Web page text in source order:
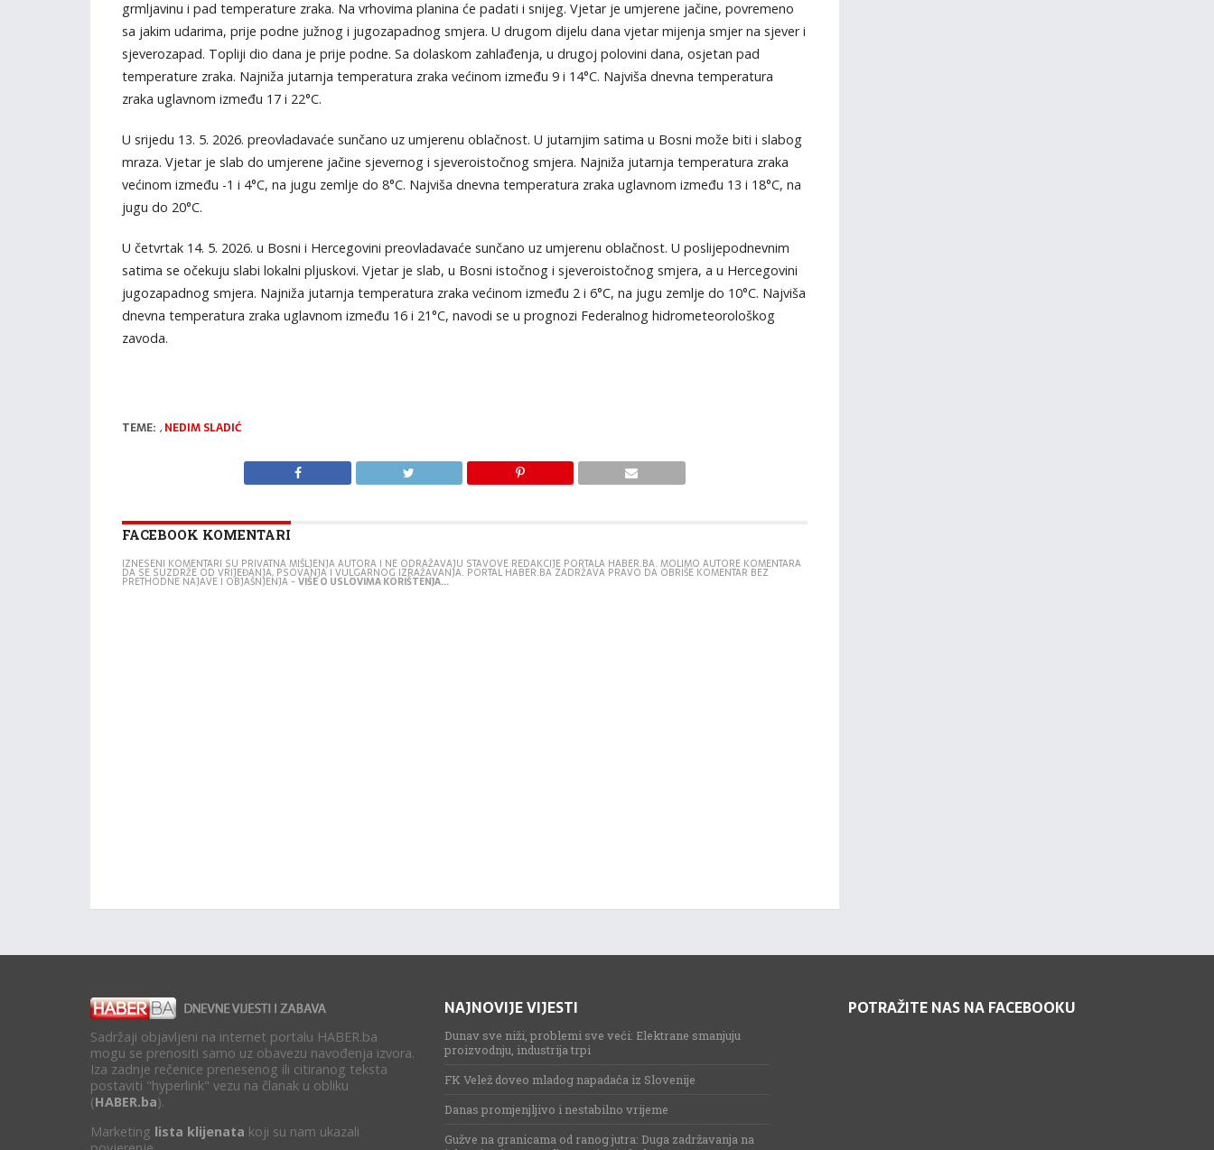
grmljavinu i pad temperature zraka. Na vrhovima planina će padati i snijeg. Vjetar je umjerene jačine, povremeno
sa jakim udarima, prije podne južnog i jugozapadnog smjera. U drugom dijelu dana vjetar mijenja smjer na sjever i
sjeverozapad. Topliji dio dana je prije podne. Sa dolaskom zahlađenja, u drugoj polovini dana, osjetan pad
temperature zraka. Najniža jutarnja temperatura zraka većinom između 9 i 14°C. Najviša dnevna temperatura
zraka uglavnom između 17 i 22°C.
U srijedu 13. 5. 2026. preovladavaće sunčano uz umjerenu oblačnost. U jutarnjim satima u Bosni može biti i slabog
mraza. Vjetar je slab do umjerene jačine sjevernog i sjeveroistočnog smjera. Najniža jutarnja temperatura zraka
većinom između -1 i 4°C, na jugu zemlje do 8°C. Najviša dnevna temperatura zraka uglavnom između 13 i 18°C, na
jugu do 20°C.
U četvrtak 14. 5. 2026. u Bosni i Hercegovini preovladavaće sunčano uz umjerenu oblačnost. U poslijepodnevnim
satima se očekuju slabi lokalni pljuskovi. Vjetar je slab, u Bosni istočnog i sjeveroistočnog smjera, a u Hercegovini
jugozapadnog smjera. Najniža jutarnja temperatura zraka većinom između 2 i 6°C, na jugu zemlje do 10°C. Najviša
dnevna temperatura zraka uglavnom između 16 i 21°C, navodi se u prognozi Federalnog hidrometeorološkog
zavoda.
TEME: , NEDIM SLADIĆ
FACEBOOK KOMENTARI
IZNESENI KOMENTARI SU PRIVATNA MIŠLJENJA AUTORA I NE ODRAŽAVAJU STAVOVE REDAKCIJE PORTALA HABER.BA. MOLIMO AUTORE KOMENTARA
DA SE SUZDRŽE OD VRIJEĐANJA, PSOVANJA I VULGARNOG IZRAŽAVANJA. PORTAL HABER.BA ZADRŽAVA PRAVO DA OBRIŠE KOMENTAR BEZ
PRETHODNE NAJAVE I OBJAŠNJENJA -VIŠE O USLOVIMA KORIŠTENJA...
Sadržaji objavljeni na internet portalu HABER.ba
mogu se prenositi samo uz obavezu navođenja izvora.
Iza zadnje rečenice prenesenog ili citiranog teksta
postaviti "hyperlink" vezu na članak u obliku
(HABER.ba).
Marketing lista klijenata koji su nam ukazali
NAJNOVIJE VIJESTI
Dunav sve niži, problemi sve veći: Elektrane smanjuju
proizvodnju, industrija trpi
FK Velež doveo mladog napadača iz Slovenije
Danas promjenjljivo i nestabilno vrijeme
Gužve na granicama od ranog jutra: Duga zadržavanja na
POTRAŽITE NAS NA FACEBOOKU